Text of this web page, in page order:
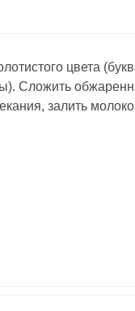
цвета
Сложить
залить